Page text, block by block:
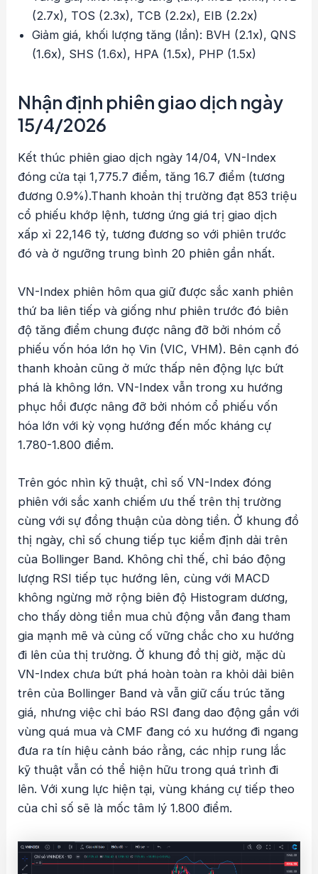
(2.7x), TOS (2.3x), TCB (2.2x), EIB (2.2x)
Giảm giá, khối lượng tăng (lần): BVH (2.1x), QNS
(1.6x), SHS (1.6x), HPA (1.5x), PHP (1.5x)
Nhận định phiên giao dịch ngày
15/4/2026
Kết thúc phiên giao dịch ngày 14/04, VN-Index
đóng cửa tại 1,775.7 điểm, tăng 16.7 điểm (tương
đương 0.9%).Thanh khoản thị trường đạt 853 triệu
cổ phiếu khớp lệnh, tương ứng giá trị giao dịch
xấp xỉ 22,146 tỷ, tương đương so với phiên trước
đó và ở ngưỡng trung bình 20 phiên gần nhất.
VN-Index phiên hôm qua giữ được sắc xanh phiên
thứ ba liên tiếp và giống như phiên trước đó biên
độ tăng điểm chung được nâng đỡ bởi nhóm cổ
phiếu vốn hóa lớn họ Vin (VIC, VHM). Bên cạnh đó
thanh khoản cũng ở mức thấp nên động lực bứt
phá là không lớn. VN-Index vẫn trong xu hướng
phục hồi được nâng đỡ bởi nhóm cổ phiếu vốn
hóa lớn với kỳ vọng hướng đến mốc kháng cự
1.780-1.800 điểm.
Trên góc nhìn kỹ thuật, chỉ số VN-Index đóng
phiên với sắc xanh chiếm ưu thế trên thị trường
cùng với sự đồng thuận của dòng tiền. Ở khung đồ
thị ngày, chỉ số chung tiếp tục kiểm định dải trên
của Bollinger Band. Không chỉ thế, chỉ báo động
lượng RSI tiếp tục hướng lên, cùng với MACD
không ngừng mở rộng biên độ Histogram dương,
cho thấy dòng tiền mua chủ động vẫn đang tham
gia mạnh mẽ và củng cố vững chắc cho xu hướng
đi lên của thị trường. Ở khung đồ thị giờ, mặc dù
VN-Index chưa bứt phá hoàn toàn ra khỏi dải biên
trên của Bollinger Band và vẫn giữ cấu trúc tăng
giá, nhưng việc chỉ báo RSI đang dao động gần với
vùng quá mua và CMF đang có xu hướng đi ngang
đưa ra tín hiệu cảnh báo rằng, các nhịp rung lắc
kỹ thuật vẫn có thể hiện hữu trong quá trình đi
lên. Với xung lực hiện tại, vùng kháng cự tiếp theo
của chỉ số sẽ là mốc tâm lý 1.800 điểm.